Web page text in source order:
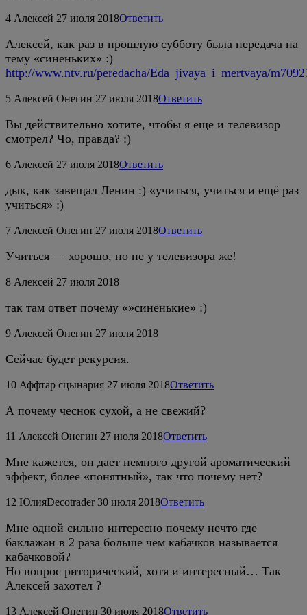
4 Алексей 27 июля 2018Ответить
Алексей, как раз в прошлую субботу была передача на
тему «синеньких» :)
http://www.ntv.ru/peredacha/Eda_jivaya_i_mertvaya/
5 Алексей Онегин 27 июля 2018Ответить
Вы действительно хотите, чтобы я еще и телевизор
смотрел? Чо, правда? :)
6 Алексей 27 июля 2018Ответить
дык, как завещал Ленин :) «учиться, учиться и ещё раз
учиться» :)
7 Алексей Онегин 27 июля 2018Ответить
Учиться — хорошо, но не у телевизора же!
8 Алексей 27 июля 2018
так там ответ почему «»синенькие» :)
9 Алексей Онегин 27 июля 2018
Сейчас будет рекурсия.
10 Аффтар сцынария 27 июля 2018Ответить
А почему чеснок сухой, а не свежий?
11 Алексей Онегин 27 июля 2018Ответить
Мне кажется, он дает немного другой ароматический
эффект, более «понятный», так что почему нет?
12 ЮлияDecotrader 30 июля 2018Ответить
Мне одной сильно интересно почему нечто где
баклажан в 2 раза больше чем кабачков называется
кабачковой?
Но вопрос риторический, хотя и интересный… Так
Алексей захотел ?
13 Алексей Онегин 30 июля 2018Ответить